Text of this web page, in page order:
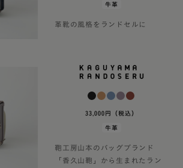
牛革
革靴の風格をランドセルに
33,000円（税込）
牛革
鞄工房山本のバッグブランド
「香久山鞄」から生まれたラン